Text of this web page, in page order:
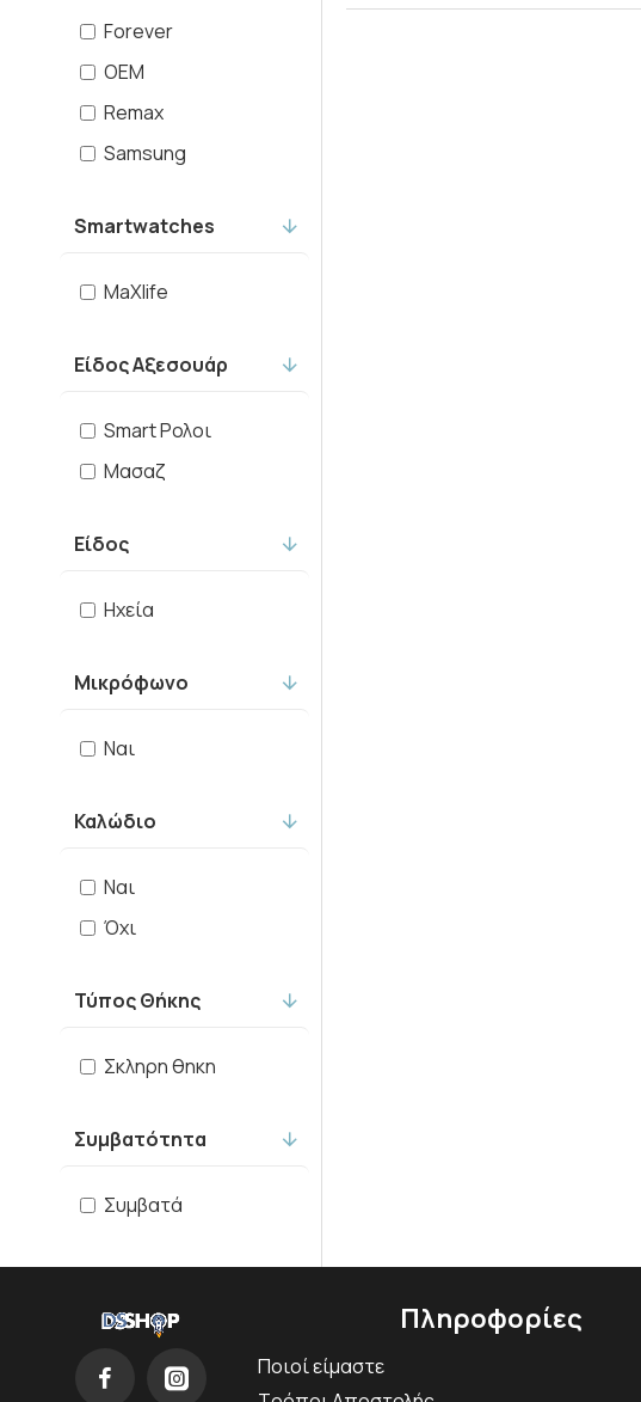
Forever
OEM
Remax
Samsung
Smartwatches
MaXlife
Είδος Αξεσουάρ
Smart Ρολοι
Μασαζ
Είδος
Ηχεία
Μικρόφωνο
Ναι
Καλώδιο
Ναι
Όχι
Τύπος Θήκης
Σκληρη θηκη
Συμβατότητα
Συμβατά
Πληροφορίες
Ποιοί είμαστε